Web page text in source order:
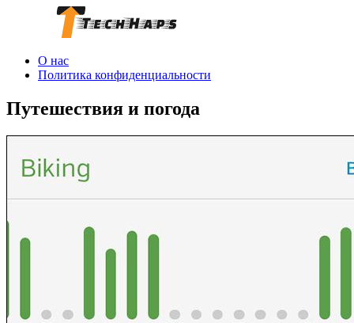
О нас
Политика конфиденциальности
Путешествия и погода